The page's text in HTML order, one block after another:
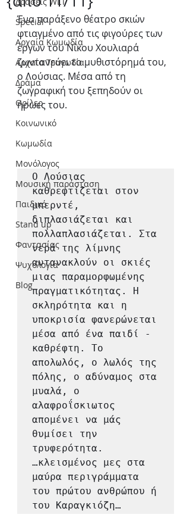
Special
Αρχαία Κωμωδία
Αρχαία Τραγωδία
Δράμα
Θρίλερ
Κοινωνικό
Κωμωδία
Μονόλογος
Μουσική παράσταση
Παιδικό
Stand up
Φαντασίας
Ψυχολογία
Blog
Ένα παράξενο θέατρο σκιών
φτιαγμένο από τις φιγούρες των
έργων του Νίκου Χουλιαρά
ζωντανεύει το μυθιστόρημά του,
ο Λούσιας. Μέσα από τη
ζωγραφική του ξεπηδούν οι
ήρωες του.
Ο Λούσιας
καθρεφτίζεται στον
μπερντέ,
διπλασιάζεται και
πολλαπλασιάζεται. Στα
νερά της λίμνης
αντανακλούν οι σκιές
μιας παραμορφωμένης
πραγματικότητας. Η
σκληρότητα και η
υποκρισία φανερώνεται
μέσα από ένα παιδί -
καθρέφτη. Το
απολωλός, ο λωλός της
πόλης, ο αδύναμος στα
μυαλά, ο
αλαφροΐσκιωτος
απομένει να μάς
θυμίσει την
τρυφερότητα.
…κλεισμένος μες στα
μαύρα περιγράμματα
του πρώτου ανθρώπου ή
του Καραγκιόζη…